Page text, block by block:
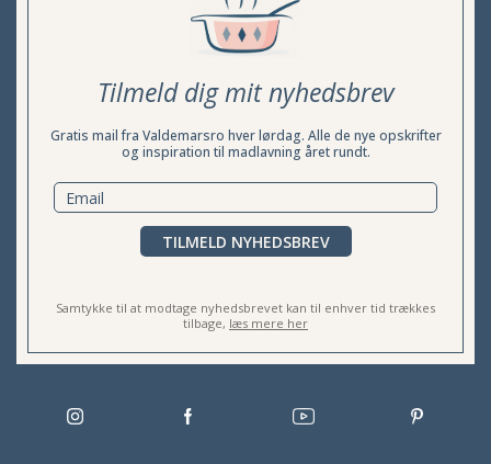
Tilmeld dig mit nyhedsbrev
Gratis mail fra Valdemarsro hver lørdag. Alle de nye opskrifter
og inspiration til madlavning året rundt.
TILMELD NYHEDSBREV
Samtykke til at modtage nyhedsbrevet kan til enhver tid trækkes
tilbage, læs mere her